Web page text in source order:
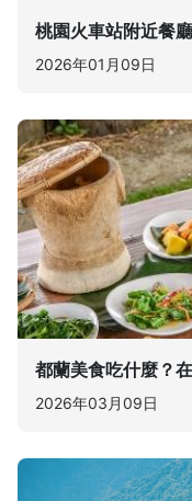
桃園火車站附近餐
2026年01月09日
都蘭美食吃什麼？
2026年03月09日